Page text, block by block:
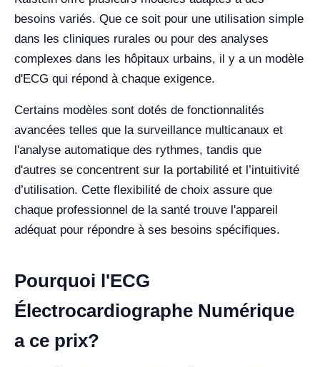
besoins variés. Que ce soit pour une utilisation simple
dans les cliniques rurales ou pour des analyses
complexes dans les hôpitaux urbains, il y a un modèle
d'ECG qui répond à chaque exigence.
Certains modèles sont dotés de fonctionnalités
avancées telles que la surveillance multicanaux et
l'analyse automatique des rythmes, tandis que
d'autres se concentrent sur la portabilité et l’intuitivité
d’utilisation. Cette flexibilité de choix assure que
chaque professionnel de la santé trouve l'appareil
adéquat pour répondre à ses besoins spécifiques.
Pourquoi l'ECG
Électrocardiographe Numérique
a ce prix?